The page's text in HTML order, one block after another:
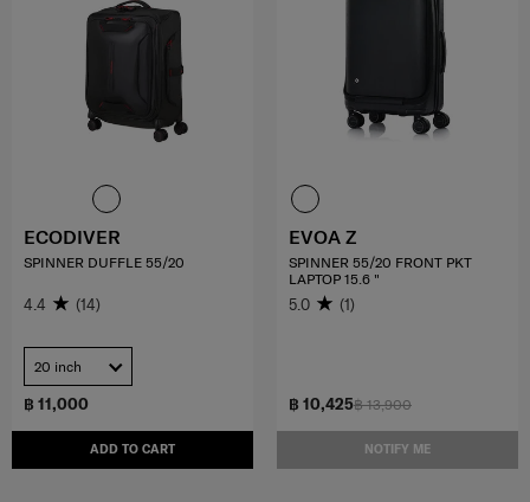
฿ 11,000
ADD TO CART
ECODIVER
SPINNER DUFFLE 55/20
4.4 (14)
20 inch
฿ 13,900
฿ 10,425
NOTIFY ME
EVOA Z
SPINNER 55/20 FRONT PKT
LAPTOP 15.6 "
5.0 (1)